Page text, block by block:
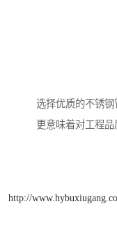
选择优质的不锈钢
更意味着对工程品
http://